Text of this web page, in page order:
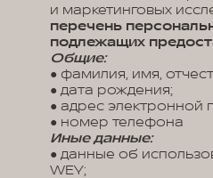
и маркетинговых
перечень
подлежащих
Общие:
● фамилия, имя,
● дата рождения;
● адрес электронной
● номер телефона
Иные данные:
● данные об
WEY;